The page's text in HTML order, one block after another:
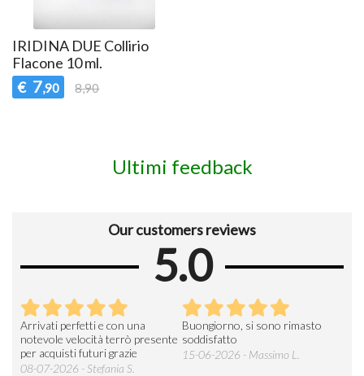
IRIDINA DUE Collirio
Flacone 10 ml.
€ 7,90 8,90
Ultimi feedback
Our customers reviews
5.0
Arrivati perfetti e con una
notevole velocità terrò presente
per acquisti futuri grazie
08-07-2026 - Stefania S.
Buongiorno, si sono rimasto
soddisfatto
15-06-2026 - Massimo L.